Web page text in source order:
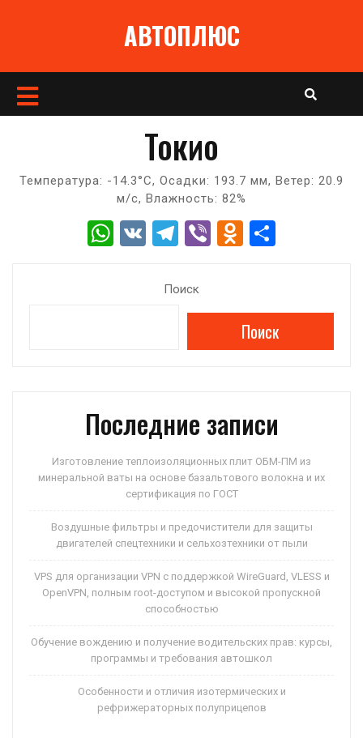
АВТОПЛЮС
Кнопка
Токио
Температура: -14.3°C, Осадки: 193.7 мм, Ветер: 20.9
м/с, Влажность: 82%
W V T
e
gr
Vi O
o
kl
ni
ki
р
ть
Поиск
Поиск
Последние записи
Изготовление теплоизоляционных плит ОБМ-ПМ из
минеральной ваты на основе базальтового волокна и их
сертификация по ГОСТ
Воздушные фильтры и предочистители для защиты
двигателей спецтехники и сельхозтехники от пыли
VPS для организации VPN с поддержкой WireGuard, VLESS и
OpenVPN, полным root-доступом и высокой пропускной
способностью
Обучение вождению и получение водительских прав: курсы,
программы и требования автошкол
Особенности и отличия изотермических и
рефрижераторных полуприцепов